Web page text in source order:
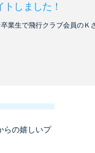
しました！
業生で飛行クラブ会員のＫ
らの嬉しいプ